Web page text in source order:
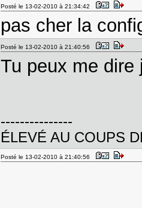
Posté le 13-02-2010 à 21:34:42
pas cher la
Posté le 13-02-2010 à 21:40:56
Tu peux me dire
---------------
ÉLEVÉ AU COUPS
Posté le 13-02-2010 à 21:40:56